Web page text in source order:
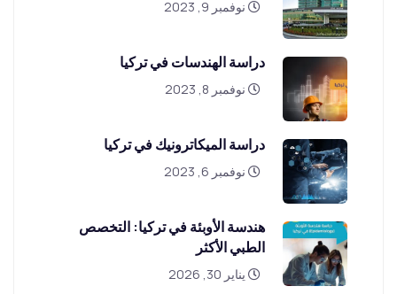
نوفمبر 9, 2023
دراسة الهندسات في تركيا
نوفمبر 8, 2023
دراسة الميكاترونيك في تركيا
نوفمبر 6, 2023
هندسة الأوبئة في تركيا: التخصص
الطبي الأكثر
يناير 30, 2026